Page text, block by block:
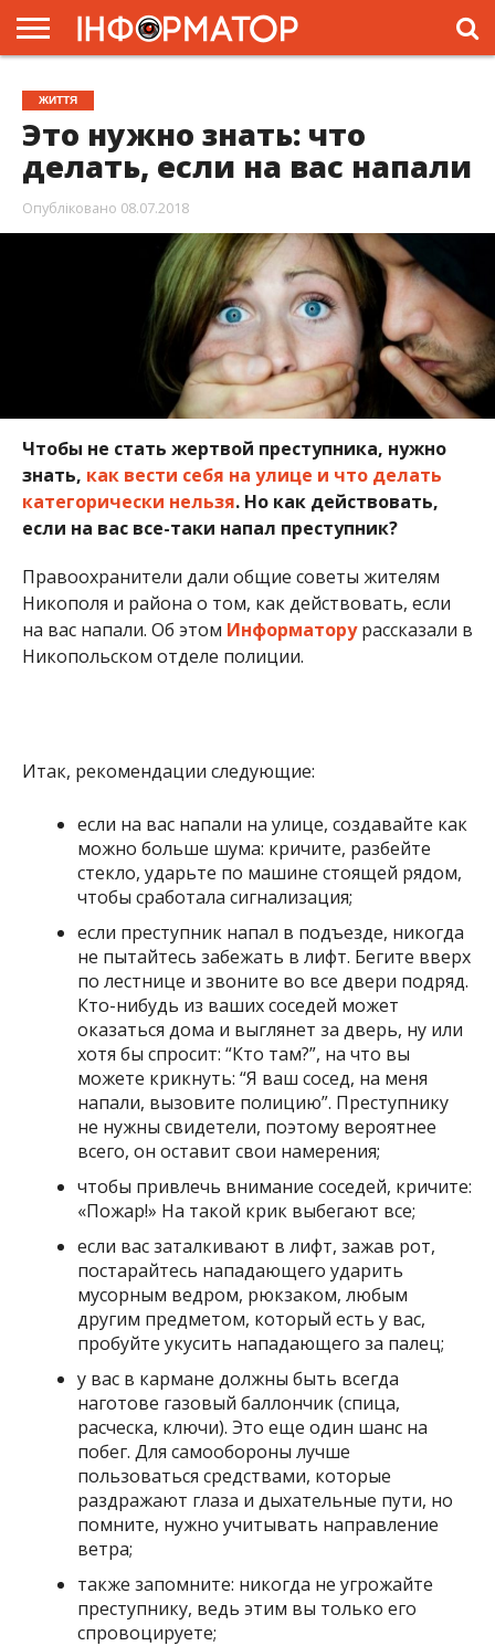
ГОЛОВНА
ЖИТТЯ
ВЛАДА
ГРОШІ
ТРЕШ
ПРЕС-
РЕЛІЗИ
РЕКЛАМА
ПРОЕКТИ
ЖИТТЯ
Это нужно знать: что
делать, если на вас напали
Опубліковано 08.07.2018
Чтобы не стать жертвой преступника, нужно
знать, как вести себя на улице и что делать
категорически нельзя. Но как действовать,
если на вас все-таки напал преступник?
Правоохранители дали общие советы жителям
Никополя и района о том, как действовать, если
на вас напали. Об этом Информаторурассказали в
Никопольском отделе полиции.
Итак, рекомендации следующие:
если на вас напали на улице, создавайте как
можно больше шума: кричите, разбейте
стекло, ударьте по машине стоящей рядом,
чтобы сработала сигнализация;
если преступник напал в подъезде, никогда
не пытайтесь забежать в лифт. Бегите вверх
по лестнице и звоните во все двери подряд.
Кто-нибудь из ваших соседей может
оказаться дома и выглянет за дверь, ну или
хотя бы спросит: “Кто там?”, на что вы
можете крикнуть: “Я ваш сосед, на меня
напали, вызовите полицию”. Преступнику
не нужны свидетели, поэтому вероятнее
всего, он оставит свои намерения;
чтобы привлечь внимание соседей, кричите:
«Пожар!» На такой крик выбегают все;
если вас заталкивают в лифт, зажав рот,
постарайтесь нападающего ударить
мусорным ведром, рюкзаком, любым
другим предметом, который есть у вас,
пробуйте укусить нападающего за палец;
у вас в кармане должны быть всегда
наготове газовый баллончик (спица,
расческа, ключи). Это еще один шанс на
побег. Для самообороны лучше
пользоваться средствами, которые
раздражают глаза и дыхательные пути, но
помните, нужно учитывать направление
ветра;
также запомните: никогда не угрожайте
преступнику, ведь этим вы только его
спровоцируете;